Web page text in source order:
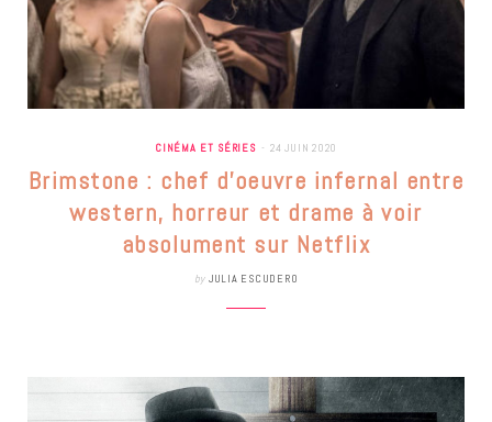
CINÉMA ET SÉRIES 24 JUIN 2020
Brimstone : chef d’oeuvre infernal entre
western, horreur et drame à voir
absolument sur Netflix
by JULIA ESCUDERO